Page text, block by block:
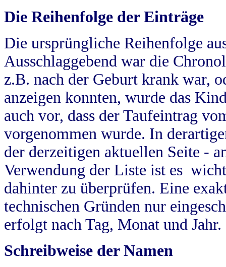
Die Reihenfolge der Einträge
Die ursprüngliche Reihenfolge
Ausschlaggebend war die
z.B. nach der Geburt krank war,
anzeigen konnten, wurde das
auch vor, dass der Taufeintrag
vorgenommen wurde. In
der derzeitigen aktuellen Seite -
Verwendung der Liste ist es
dahinter zu überprüfen. Eine
technischen Gründen nur
erfolgt nach Tag, Monat und Jahr.
Schreibweise der Namen